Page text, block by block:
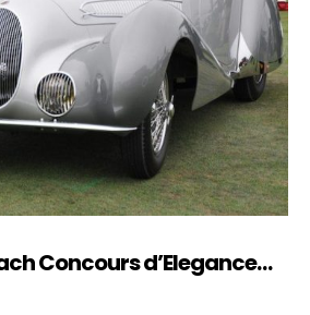
Concours d’Elegance…